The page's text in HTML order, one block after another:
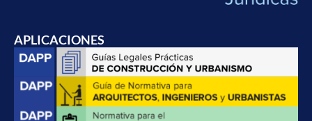
APLICACIONES